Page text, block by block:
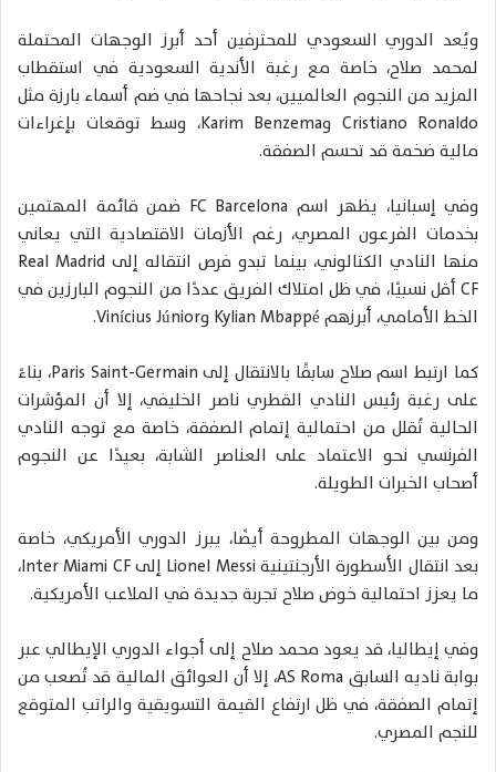
ويُعد الدوري السعودي للمحترفين أحد أبرز الوجهات المحتملة
لمحمد صلاح، خاصة مع رغبة الأندية السعودية في استقطاب
المزيد من النجوم العالميين، بعد نجاحها في ضم أسماء بارزة مثل
Cristiano Ronaldo وKarim Benzema، وسط توقعات بإغراءات
مالية ضخمة قد تحسم الصفقة.
وفي إسبانيا، يظهر اسم FC Barcelona ضمن قائمة المهتمين
بخدمات الفرعون المصري، رغم الأزمات الاقتصادية التي يعاني
منها النادي الكتالوني، بينما تبدو فرص انتقاله إلى Real Madrid
CF أقل نسبيًا، في ظل امتلاك الفريق عددًا من النجوم البارزين في
الخط الأمامي، أبرزهم Kylian Mbappé وVinícius Júnior
.
كما ارتبط اسم صلاح سابقًا بالانتقال إلى Paris Saint-Germain، بناءً
على رغبة رئيس النادي القطري ناصر الخليفي، إلا أن المؤشرات
الحالية تُقلل من احتمالية إتمام الصفقة، خاصة مع توجه النادي
الفرنسي نحو الاعتماد على العناصر الشابة، بعيدًا عن النجوم
أصحاب الخبرات الطويلة.
ومن بين الوجهات المطروحة أيضًا، يبرز الدوري الأمريكي، خاصة
بعد انتقال الأسطورة الأرجنتينيةLionel Messi إلىInter Miami CF،
ما يعزز احتمالية خوض صلاح تجربة جديدة في الملاعب الأمريكية.
وفي إيطاليا، قد يعود محمد صلاح إلى أجواء الدوري الإيطاليعبر
بوابة ناديه السابق AS Roma، إلا أن العوائق المالية قد تُصعب من
إتمام الصفقة، في ظل ارتفاع القيمة التسويقية والراتب المتوقع
للنجم المصري.